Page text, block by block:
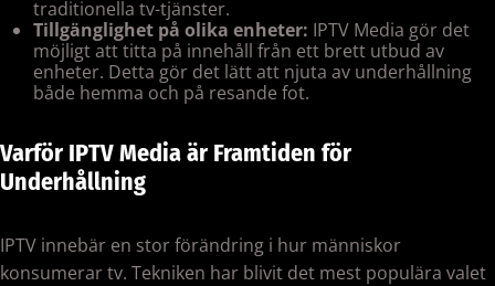
traditionella tv-tjänster.
Tillgänglighet på olika enheter: IPTV Media gör det
möjligt att titta på innehåll från ett brett utbud av
enheter. Detta gör det lätt att njuta av underhållning
både hemma och på resande fot.
Varför IPTV Media är Framtiden för
Underhållning
IPTV innebär en stor förändring i hur människor
konsumerar tv. Tekniken har blivit det mest populära valet